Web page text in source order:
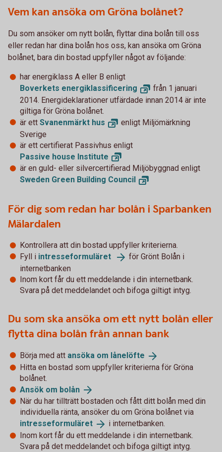
Vem kan ansöka om Gröna bolånet?
Du som ansöker om nytt bolån, flyttar dina bolån till oss
eller redan har dina bolån hos oss, kan ansöka om Gröna
bolånet, bara din bostad uppfyller något av följande:
har energiklass A eller B enligt
Boverkets energiklassificering
från 1 januari
2014. Energideklarationer utfärdade innan 2014 är inte
giltiga för Gröna bolånet.
är ett Svanenmärkt hus
enligt Miljömärkning
Sverige
är ett certifierat Passivhus enligt
Passive house Institute
är en guld- eller silvercertifierad Miljöbyggnad enligt
Sweden Green Building Council
För dig som redan har bolån i Sparbanken
Mälardalen
Kontrollera att din bostad uppfyller kriterierna.
Fyll i intresseformuläret
för Grönt Bolån i
internetbanken
Inom kort får du ett meddelande i din internetbank.
Svara på det meddelandet och bifoga giltigt intyg.
Du som ska ansöka om ett nytt bolån eller
flytta dina bolån från annan bank
Börja med att ansöka om lånelöfte
Hitta en bostad som uppfyller kriterierna för Gröna
bolånet.
Ansök om bolån
När du har tillträtt bostaden och fått ditt bolån med din
individuella ränta, ansöker du om Gröna bolånet via
intresseformuläret
i internetbanken.
Inom kort får du ett meddelande i din internetbank.
Svara på det meddelandet och bifoga giltigt intyg.